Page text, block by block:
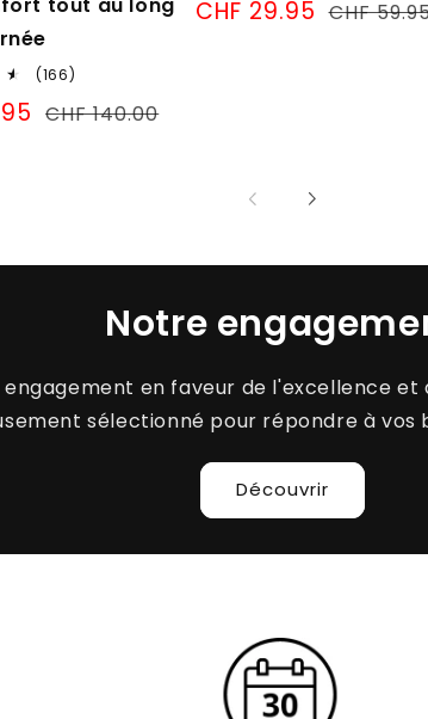
(166)
insgesamt
Normaler
CHF 140.00
Prix
CHF 29.95 Prix
CHF
Notre
engagement en faveur de l'excellence
sélectionné pour répondre à
Découvrir